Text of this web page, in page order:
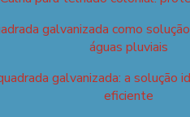
galvanizada como
águas pluviais
galvanizada: a solução
eficiente